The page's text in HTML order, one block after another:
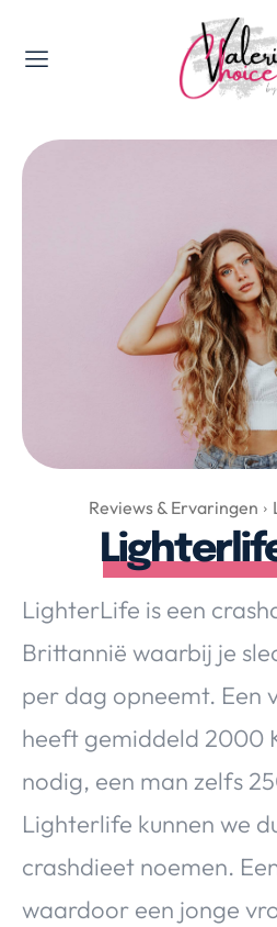
Valerie's Topics
Travel &
Lifestyle, Sport &
Gadgets &
Top 5 van
Health &
Huis &
Nieuws &
Over Valerie
Over
De Top 5
Contact
VALERIE'S
Food & Drinks Health & Beauty
Travel
Reviews & Ervaringen
LighterLife is een
Brittannië waarbij je
per dag opneemt. Een
heeft gemiddeld 2000
nodig, een man zelfs
Lighterlife kunnen we
crashdieet noemen.
waardoor een jonge